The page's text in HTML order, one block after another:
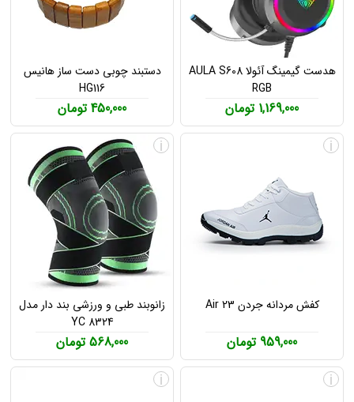
هدست گیمینگ آئولا AULA S608
RGB
1,169,000 تومان
دستبند چوبی دست ساز هانیس
HG116
450,000 تومان
کفش مردانه جردن Air 23
959,000 تومان
i
زانوبند طبی و ورزشی بند دار مدل
YC 8324
568,000 تومان
i
i
i